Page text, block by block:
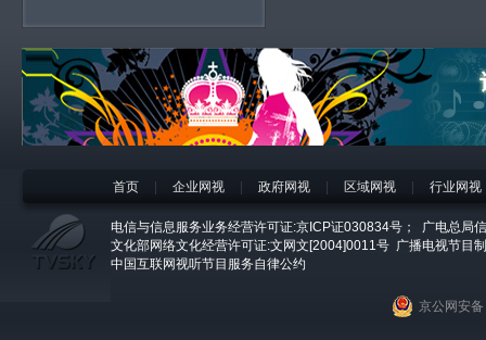
综合资讯
国庆专题
江南·人物传奇
食品
日用品
五金
一周看榜
世博专题
首页 企业网视 政府网视 区域网视 行业网视
电信与信息服务业务经营许可证:京ICP证030834号；
广电总局
文化部网络文化经营许可证:文网文[2004]0011号 广播电视节目
中国互联网视听节目服务自律公约
京公网安